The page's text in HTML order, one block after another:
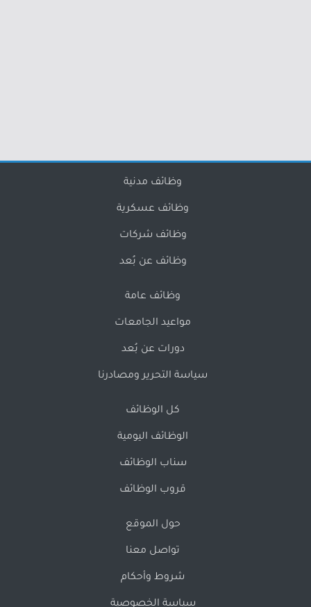
وظائف مدنية
وظائف عسكرية
وظائف شركات
وظائف عن بُعد
وظائف عامة
مواعيد الجامعات
دورات عن بُعد
سياسة التحرير ومصادرنا
كل الوظائف
الوظائف اليومية
سناب الوظائف
قروب الوظائف
حول الموقع
تواصل معنا
شروط وأحكام
سياسة الخصوصية